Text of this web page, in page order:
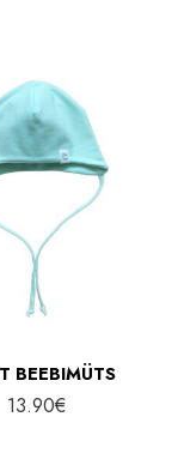
BEEBIMÜTS
13.90€